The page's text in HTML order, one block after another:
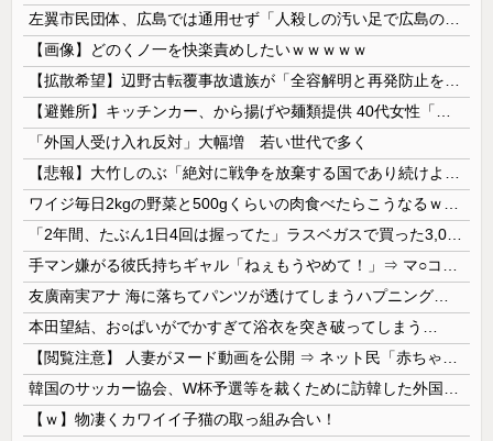
【画像】どのくノ一を快楽責めしたいｗｗｗｗｗ
「外国人受け入れ反対」大幅増 若い世代で多く
本田望結、お○ぱいがでかすぎて浴衣を突き破ってしまう…
【ｗ】物凄くカワイイ子猫の取っ組み合い！